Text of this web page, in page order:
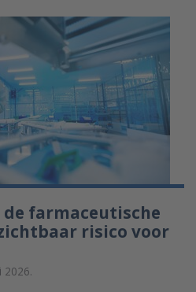
farmaceutische
risico voor
2026.